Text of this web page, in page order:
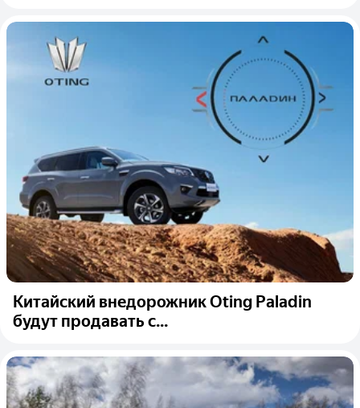
Китайский внедорожник Oting Paladin
будут продавать с...